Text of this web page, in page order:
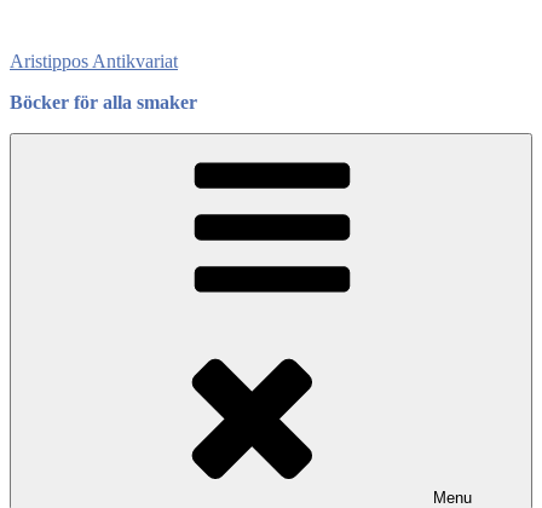
content
Aristippos Antikvariat
Böcker för alla smaker
Menu